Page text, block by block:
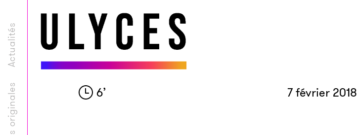
Séries originales
Actualités
6’ 7 février 2018